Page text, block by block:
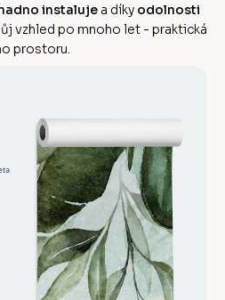
instaluje a díky odolnosti
vzhled po mnoho let - praktická
prostoru.